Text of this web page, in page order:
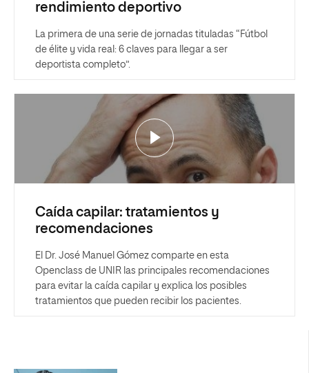
rendimiento deportivo
La primera de una serie de jornadas tituladas “Fútbol
de élite y vida real: 6 claves para llegar a ser
deportista completo”.
Caída capilar: tratamientos y
recomendaciones
El Dr. José Manuel Gómez comparte en esta
Openclass de UNIR las principales recomendaciones
para evitar la caída capilar y explica los posibles
tratamientos que pueden recibir los pacientes.